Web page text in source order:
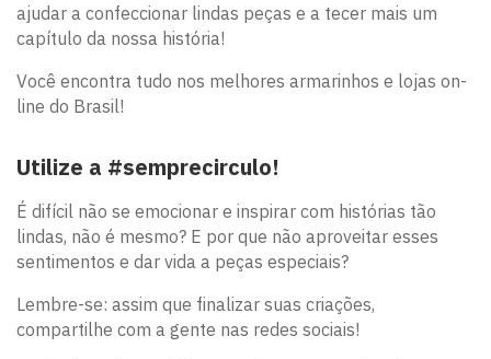
ajudar a confeccionar lindas peças e a tecer mais um
capítulo da nossa história!
Você encontra tudo nos melhores armarinhos e lojas on-
line do Brasil!
Utilize a #semprecirculo!
É difícil não se emocionar e inspirar com histórias tão
lindas, não é mesmo? E por que não aproveitar esses
sentimentos e dar vida a peças especiais?
Lembre-se: assim que finalizar suas criações,
compartilhe com a gente nas redes sociais!